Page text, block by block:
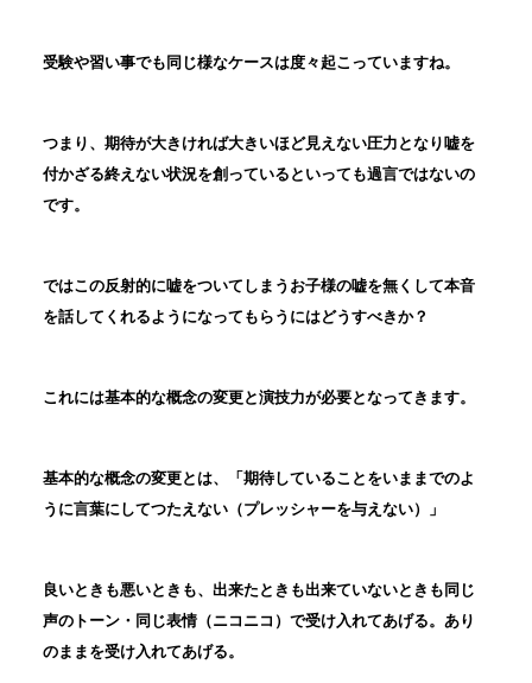
受験や習い事でも同じ様なケースは度々起こっていますね。
つまり、期待が大きければ大きいほど見えない圧力となり嘘を
付かざる終えない状況を創っているといっても過言ではないの
です。
ではこの反射的に嘘をついてしまうお子様の嘘を無くして本音
を話してくれるようになってもらうにはどうすべきか？
これには基本的な概念の変更と演技力が必要となってきます。
基本的な概念の変更とは、「期待していることをいままでのよ
うに言葉にしてつたえない（プレッシャーを与えない）」
良いときも悪いときも、出来たときも出来ていないときも同じ
声のトーン・同じ表情（ニコニコ）で受け入れてあげる。あり
のままを受け入れてあげる。